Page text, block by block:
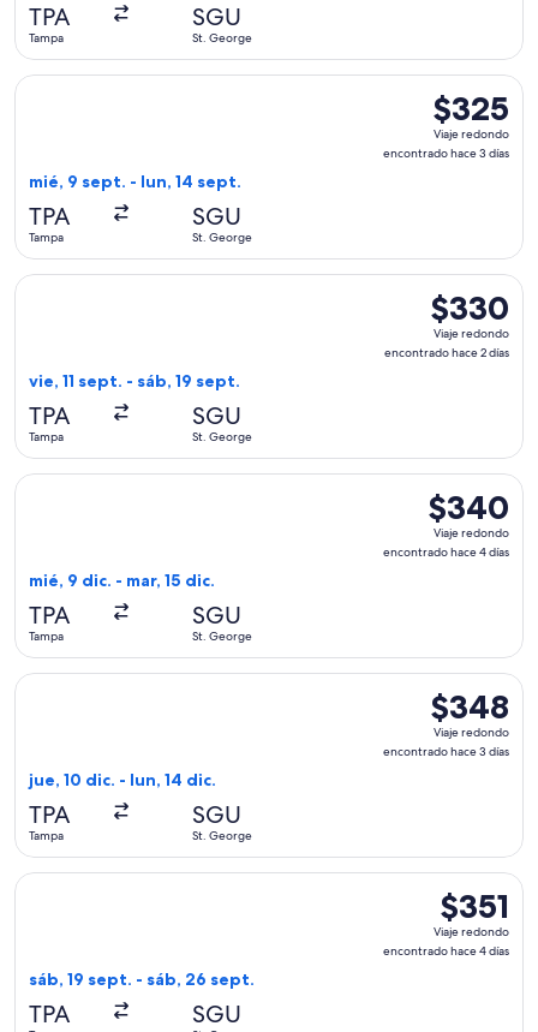
TPA
Tampa
SGU
St. George
$325
Viaje
redondo,
$325
Viaje redondo
encontrado hace 3 días
mié, 9 sept. - lun, 14 sept.
TPA
Tampa
SGU
St. George
Seleccionar vuelo de United, con salida el mié, 9 sept.
$330
Viaje
redondo,
$330
Viaje redondo
encontrado hace 2 días
vie, 11 sept. - sáb, 19 sept.
TPA
Tampa
SGU
St. George
Seleccionar vuelo de American Airlines, con salida el vie,
$340
Viaje
redondo,
$340
Viaje redondo
encontrado hace 4 días
mié, 9 dic. - mar, 15 dic.
TPA
Tampa
SGU
St. George
Seleccionar vuelo de American Airlines, con salida el mié,
$348
Viaje
redondo,
$348
Viaje redondo
encontrado hace 3 días
jue, 10 dic. - lun, 14 dic.
TPA
Tampa
SGU
St. George
Seleccionar vuelo de American Airlines, con salida el jue,
$351
Viaje
redondo,
$351
Viaje redondo
encontrado hace 4 días
sáb, 19 sept. - sáb, 26 sept.
TPA SGU
Seleccionar vuelo de American Airlines, con salida el sáb,